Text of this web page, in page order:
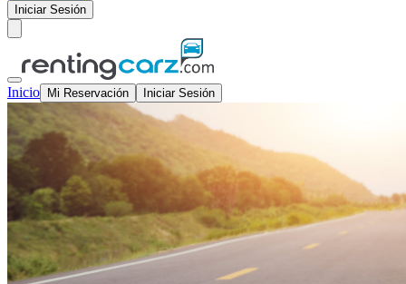
Iniciar Sesión
Inicio Mi Reservación Iniciar Sesión